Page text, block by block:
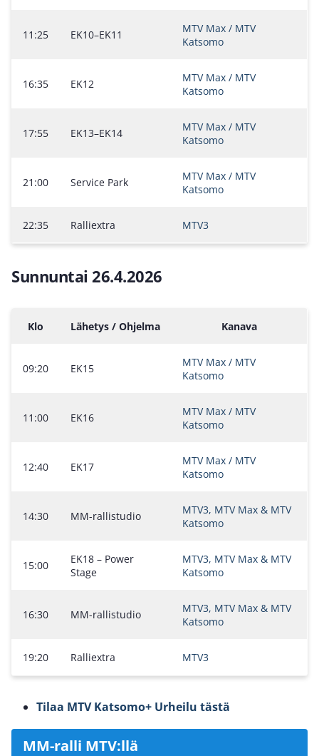
11:25 EK10–EK11
MTV Max / MTV
Katsomo
16:35 EK12
MTV Max / MTV
Katsomo
17:55 EK13–EK14
MTV Max / MTV
Katsomo
21:00 Service Park
MTV Max / MTV
Katsomo
22:35 Ralliextra MTV3
Sunnuntai 26.4.2026
Klo Lähetys / Ohjelma Kanava
09:20 EK15
MTV Max / MTV
Katsomo
11:00 EK16
MTV Max / MTV
Katsomo
12:40 EK17
MTV Max / MTV
Katsomo
14:30 MM-rallistudio
MTV3, MTV Max & MTV
Katsomo
15:00
EK18 – Power
Stage
MTV3, MTV Max & MTV
Katsomo
16:30 MM-rallistudio
MTV3, MTV Max & MTV
Katsomo
19:20 Ralliextra MTV3
Tilaa MTV Katsomo+ Urheilu tästä
MM-ralli MTV:llä